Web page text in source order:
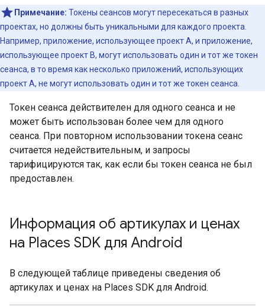
Примечание: Токены сеансов могут пересекаться в разных
проектах, но должны быть уникальными для каждого проекта.
Например, приложение, использующее проект A, и приложение,
использующее проект B, могут использовать один и тот же токен
сеанса, в то время как несколько приложений, использующих
проект A, не могут использовать один и тот же токен сеанса.
Токен сеанса действителен для одного сеанса и не
может быть использован более чем для одного
сеанса. При повторном использовании токена сеанс
считается недействительным, и запросы
тарифицируются так, как если бы токен сеанса не был
предоставлен.
Информация об артикулах и ценах
на Places SDK для Android
В следующей таблице приведены сведения об
артикулах и ценах на Places SDK для Android.